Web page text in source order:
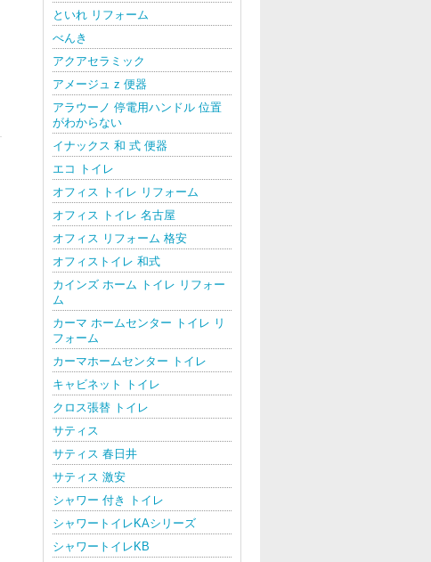
といれ リフォーム
べんき
アクアセラミック
アメージュ z 便器
アラウーノ 停電用ハンドル 位置
がわからない
イナックス 和 式 便器
エコ トイレ
オフィス トイレ リフォーム
オフィス トイレ 名古屋
オフィス リフォーム 格安
オフィストイレ 和式
カインズ ホーム トイレ リフォー
ム
カーマ ホームセンター トイレ リ
フォーム
カーマホームセンター トイレ
キャビネット トイレ
クロス張替 トイレ
サティス
サティス 春日井
サティス 激安
シャワー 付き トイレ
シャワートイレKAシリーズ
シャワートイレKB